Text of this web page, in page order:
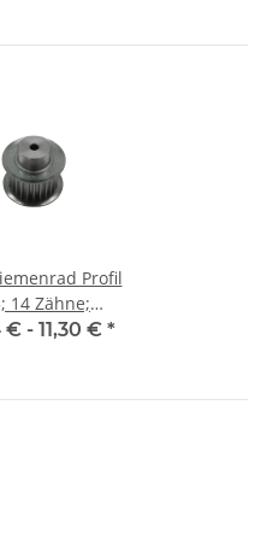
Profil
14 Zähne;
10 mm
€ - 11,30 € *